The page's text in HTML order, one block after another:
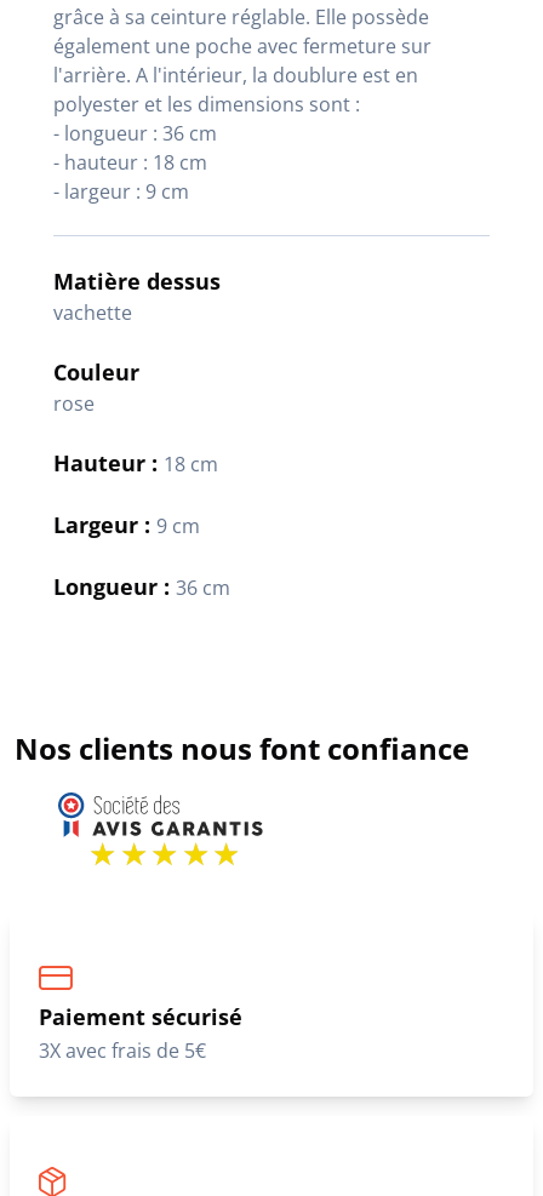
grâce à sa ceinture réglable. Elle possède
également une poche avec fermeture sur
l'arrière. A l'intérieur, la doublure est en
polyester et les dimensions sont :
- longueur : 36 cm
- hauteur : 18 cm
- largeur : 9 cm
Matière dessus
vachette
Couleur
rose
Hauteur : 18 cm
Largeur : 9 cm
Longueur : 36 cm
Nos clients nous font confiance
Paiement sécurisé
3X avec frais de 5€